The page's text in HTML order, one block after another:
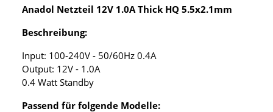
Anadol Netzteil 12V 1.0A Thick HQ 5.5x2.1mm
Beschreibung:
Input: 100-240V - 50/60Hz 0.4A
Output: 12V - 1.0A
0.4 Watt Standby
Passend für folgende Modelle: